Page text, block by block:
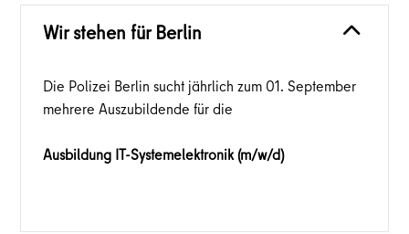
Wir stehen für Berlin
Die Polizei Berlin sucht jährlich zum 01. September
mehrere Auszubildende für die
Ausbildung IT-Systemelektronik (m/w/d)